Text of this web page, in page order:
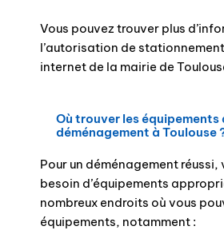
Vous pouvez trouver plus
l’autorisation de
internet de la mairie de
Où trouver les équipements
déménagement à Toulouse
Pour un déménagement réussi,
besoin d’équipements
nombreux endroits où vous
équipements, notamment :